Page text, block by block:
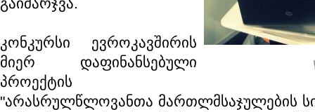
კონკურსი ევროკავშირის
მიერ დაფინანსებული
პროექტის
"არასრულწლოვანთა მართლმსაჯულების